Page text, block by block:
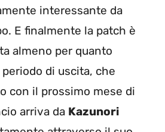
interessante da
E finalmente la patch è
almeno per quanto
periodo di uscita, che
con il prossimo mese di
arriva da Kazunori